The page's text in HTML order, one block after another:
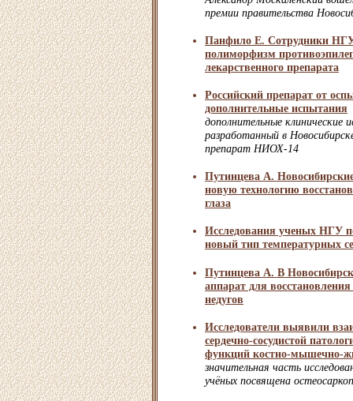
премии правительства
Панфило Е. Сотрудники
полиморфизм
лекарственного препарата
Российский препарат от
дополнительные испытания
дополнительные клинические
разработанный в
препарат НИОХ-14
Путинцева А.
новую технологию
глаза
Исследования ученых НГУ
новый тип температурных
Путинцева А. В
аппарат для
недугов
Исследователи выявили
сердечно-сосудистой
функций костно-мышечно-
значительная часть
учёных посвящена